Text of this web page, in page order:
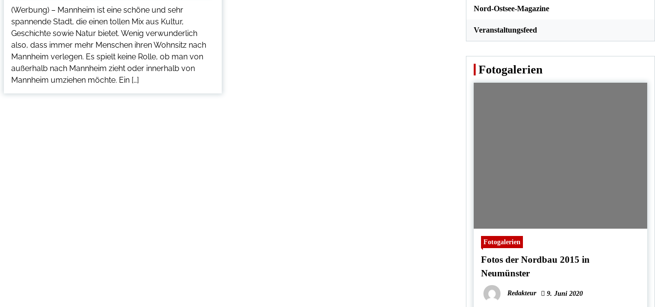
(Werbung) – Mannheim ist eine schöne und sehr
spannende Stadt, die einen tollen Mix aus Kultur,
Geschichte sowie Natur bietet. Wenig verwunderlich
also, dass immer mehr Menschen ihren Wohnsitz nach
Mannheim verlegen. Es spielt keine Rolle, ob man von
außerhalb nach Mannheim zieht oder innerhalb von
Mannheim umziehen möchte. Ein […]
Nord-Ostsee-Magazine
Veranstaltungsfeed
Fotogalerien
Fotogalerien
Fotos der Nordbau 2015 in
Neumünster
Redakteur 9. Juni 2020